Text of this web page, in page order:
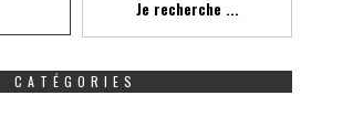
Je recherche ...
CATÉGORIES